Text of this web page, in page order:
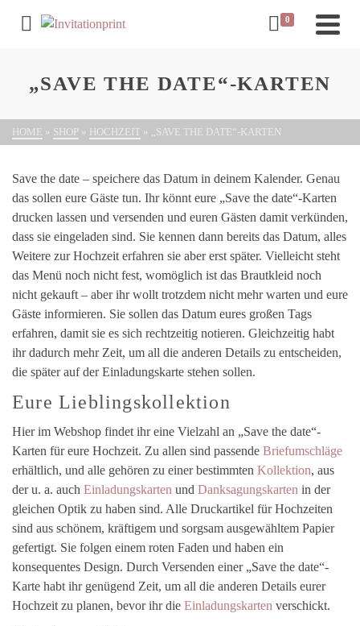
0
„SAVE THE DATE“-KARTEN
HOME » SHOP » HOCHZEIT » „SAVE THE DATE“-KARTEN
Save the date – speichere das Datum in deinem Kalender. Genau
das sollen eure Gäste tun. Ihr könnt eure „Save the date“-Karten
drucken lassen und versenden und euren Gästen damit verkünden,
dass sie eingeladen sind. Sie kennen dann bereits das Datum, alles
Weitere zur Hochzeit erfahren sie aber erst später. Vielleicht steht
das Menü noch nicht fest, womöglich ist das Brautkleid noch
nicht gekauft – aber ihr wollt trotzdem nicht mehr warten und eure
Gäste informieren. Sie sollen das Datum eures großen Tags
erfahren, damit sie es sich rechtzeitig notieren. Gleichzeitig habt
ihr dadurch mehr Zeit, um all die anderen Details zu entscheiden,
die später auf der Einladungskarte stehen sollen.
Eure Lieblingskollektion
Hier im Webshop findet ihr eine Vielzahl an „Save the date“-
Karten für eure Hochzeit. Zu allen sind passende Briefumschläge
erhältlich, und alle gehören zu einer bestimmten Kollektion, aus
der u. a. auch Einladungskarten und Danksagungskarten in der
gleichen Optik zu haben sind. Alle Druckartikel für Hochzeiten
sind aus schönem, kräftigem und sorgsam ausgewähltem Papier
gefertigt. Sie folgen einem roten Faden und haben ein
konsequentes Design. Durch Versenden einer „Save the date“-
Karte habt ihr genügend Zeit, um all die anderen Details eurer
Hochzeit zu planen, bevor ihr die Einladungskarten verschickt.